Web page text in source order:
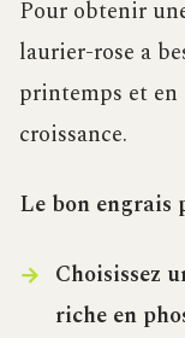
Pour obtenir
laurier-rose a
printemps et en
croissance.
Le bon engrais
Choisissez
riche en